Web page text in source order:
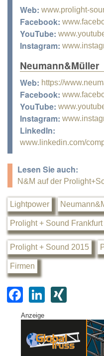
Web: www.prolight-
Facebook:
YouTube:
Instagram:
Neumann&Müller
Web: https://
Facebook:
YouTube:
Instagram:
LinkedIn:
www.linkedin.com/
Lesen Sie auch:
N&M auf der
Lightpower
Prolight + Sound Frankfurt
Prolight + Sound 2015
Firmen
F
a
c
e
Li
k
e
G
Anzeige